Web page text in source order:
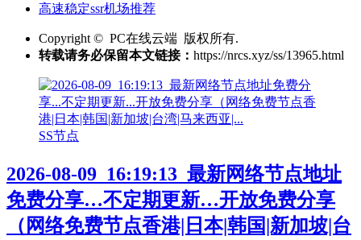
高速稳定ssr机场推荐
Copyright © PC在线云端 版权所有.
转载请务必保留本文链接： https://nrcs.xyz/ss/13965.html
SS节点
2026-08-09_16:19:13_最新网络节点地址
免费分享…不定期更新…开放免费分享
（网络免费节点香港|日本|韩国|新加坡|台